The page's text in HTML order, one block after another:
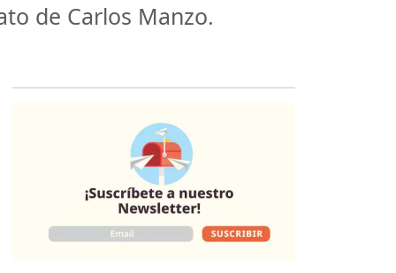
de Carlos Manzo.